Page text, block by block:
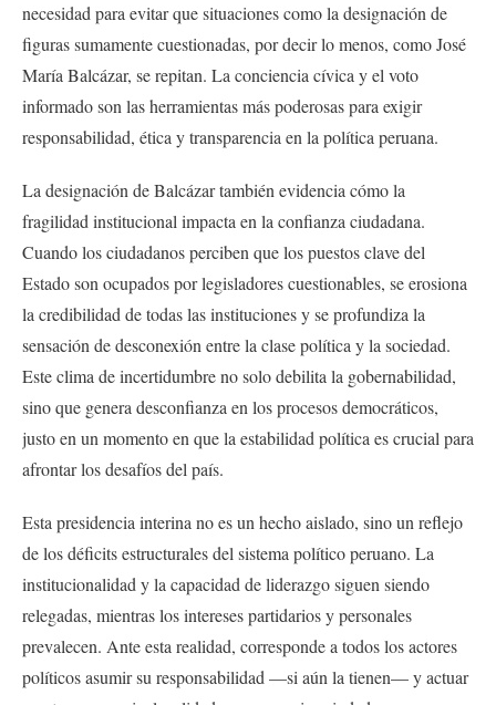
necesidad para evitar que situaciones como la designación de
figuras sumamente cuestionadas, por decir lo menos, como José
María Balcázar, se repitan. La conciencia cívica y el voto
informado son las herramientas más poderosas para exigir
responsabilidad, ética y transparencia en la política peruana.
La designación de Balcázar también evidencia cómo la
fragilidad institucional impacta en la confianza ciudadana.
Cuando los ciudadanos perciben que los puestos clave del
Estado son ocupados por legisladores cuestionables, se erosiona
la credibilidad de todas las instituciones y se profundiza la
sensación de desconexión entre la clase política y la sociedad.
Este clima de incertidumbre no solo debilita la gobernabilidad,
sino que genera desconfianza en los procesos democráticos,
justo en un momento en que la estabilidad política es crucial para
afrontar los desafíos del país.
Esta presidencia interina no es un hecho aislado, sino un reflejo
de los déficits estructurales del sistema político peruano. La
institucionalidad y la capacidad de liderazgo siguen siendo
relegadas, mientras los intereses partidarios y personales
prevalecen. Ante esta realidad, corresponde a todos los actores
políticos asumir su responsabilidad —si aún la tienen— y actuar